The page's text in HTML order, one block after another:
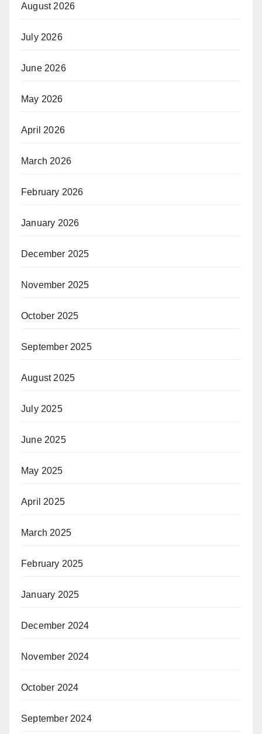
August 2026
July 2026
June 2026
May 2026
April 2026
March 2026
February 2026
January 2026
December 2025
November 2025
October 2025
September 2025
August 2025
July 2025
June 2025
May 2025
April 2025
March 2025
February 2025
January 2025
December 2024
November 2024
October 2024
September 2024